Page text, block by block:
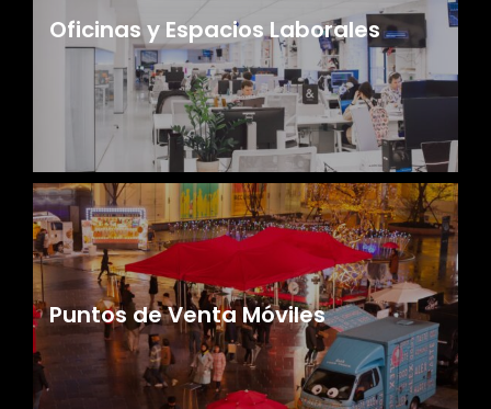
Oficinas y Espacios Laborales
Puntos de Venta Móviles